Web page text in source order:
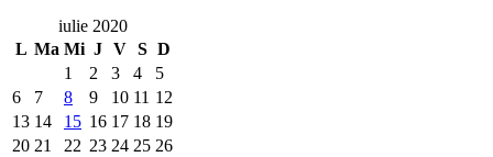
iulie 2020
L Ma Mi J V S D
1
2 3 4
5
6
7 8 9 10 11 12
13 14 15 16 17 18 19
20 21 22 23 24 25 26